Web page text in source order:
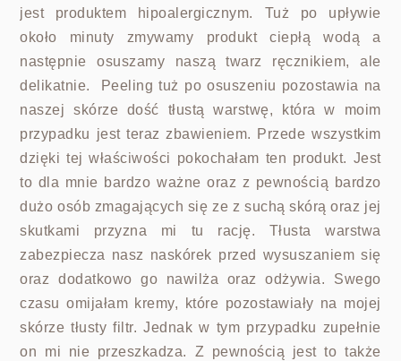
jest produktem hipoalergicznym. Tuż po upływie
około minuty zmywamy produkt ciepłą wodą a
następnie osuszamy naszą twarz ręcznikiem, ale
delikatnie. Peeling tuż po osuszeniu pozostawia na
naszej skórze dość tłustą warstwę, która w moim
przypadku jest teraz zbawieniem. Przede wszystkim
dzięki tej właściwości pokochałam ten produkt. Jest
to dla mnie bardzo ważne oraz z pewnością bardzo
dużo osób zmagających się ze z suchą skórą oraz jej
skutkami przyzna mi tu rację. Tłusta warstwa
zabezpiecza nasz naskórek przed wysuszaniem się
oraz dodatkowo go nawilża oraz odżywia. Swego
czasu omijałam kremy, które pozostawiały na mojej
skórze tłusty filtr. Jednak w tym przypadku zupełnie
on mi nie przeszkadza. Z pewnością jest to także